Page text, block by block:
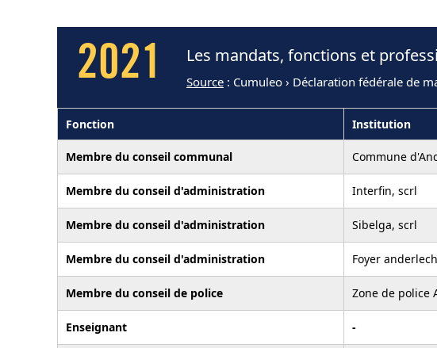
2021 Les mandats, fonctions et
Source : Cumuleo › Déclaration fédérale de
Fonction Institution
Membre du conseil communal Commune
Membre du conseil d'administration Interfin, scrl
Membre du conseil d'administration Sibelga, scrl
Membre du conseil d'administration Foyer
Membre du conseil de police Zone de police
Enseignant -